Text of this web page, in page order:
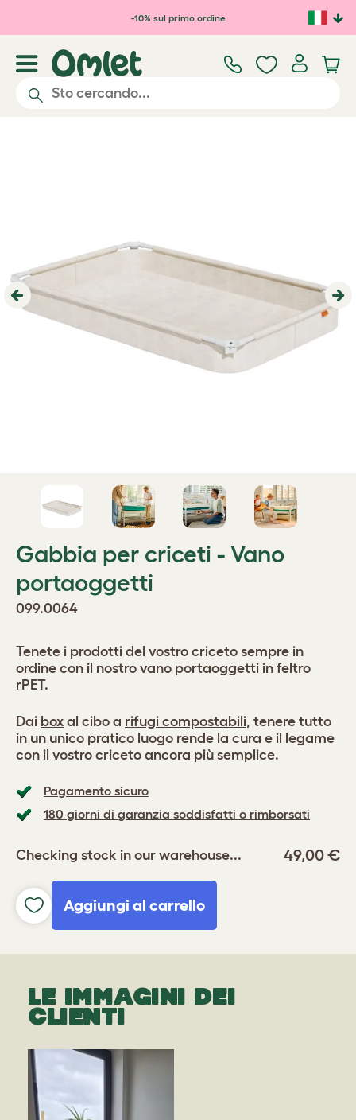
Passa al contenuto principale
-10% sul primo ordine
Previous
Gabbia per criceti - Vano
portaoggetti
099.0064
Pagamento sicuro
180 giorni di garanzia soddisfatti o rimborsati
Checking stock in our warehouse... 49,00 €
Aggiungi al carrello
Tenete i prodotti del vostro criceto sempre in
ordine con il nostro vano portaoggetti in feltro
rPET.
Dai box al cibo a rifugi compostabili, tenere tutto
in un unico pratico luogo rende la cura e il legame
con il vostro criceto ancora più semplice.
LE IMMAGINI DEI
CLIENTI